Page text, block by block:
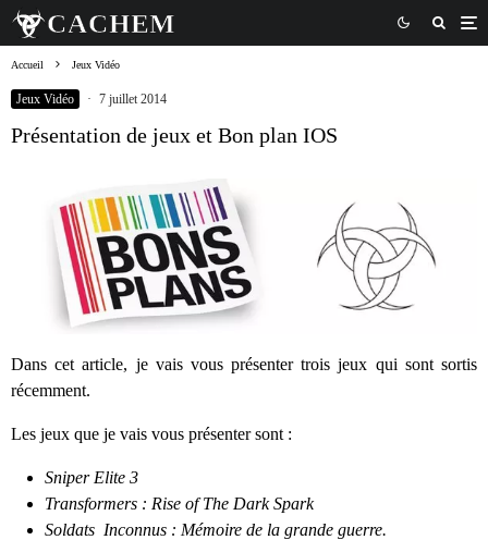
Accueil Jeux Vidéo
Jeux Vidéo · 7 juillet 2014
Présentation de jeux et Bon plan IOS
Dans cet article, je vais vous présenter trois jeux qui sont sortis
récemment.
Les jeux que je vais vous présenter sont :
Sniper Elite 3
Transformers : Rise of The Dark Spark
Soldats Inconnus : Mémoire de la grande guerre.